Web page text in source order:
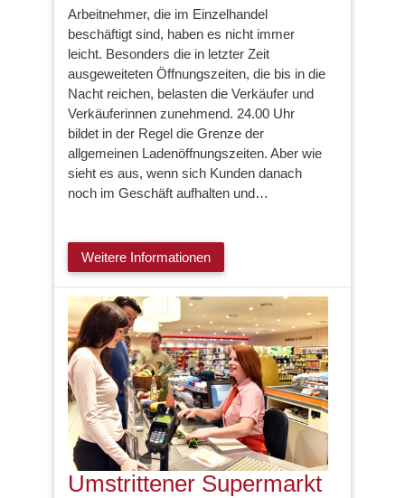
Arbeitnehmer, die im Einzelhandel
beschäftigt sind, haben es nicht immer
leicht. Besonders die in letzter Zeit
ausgeweiteten Öffnungszeiten, die bis in die
Nacht reichen, belasten die Verkäufer und
Verkäuferinnen zunehmend. 24.00 Uhr
bildet in der Regel die Grenze der
allgemeinen Ladenöffnungszeiten. Aber wie
sieht es aus, wenn sich Kunden danach
noch im Geschäft aufhalten und…
Weitere Informationen
Umstrittener Supermarkt